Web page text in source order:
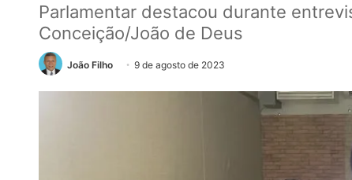
Parlamentar destacou durante
Conceição/João de Deus
João Filho 9 de agosto de 2023